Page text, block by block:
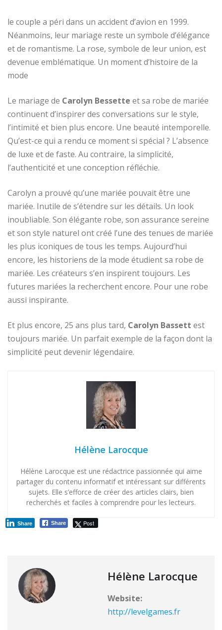
le couple a péri dans un accident d’avion en 1999.
Néanmoins, leur mariage reste un symbole d’élégance
et de romantisme. La rose, symbole de leur union, est
devenue emblématique. Un moment d’histoire de la
mode
Le mariage de Carolyn Bessette et sa robe de mariée
continuent d’inspirer des conversations sur le style,
l’intimité et bien plus encore. Une beauté intemporelle.
Qu’est-ce qui a rendu ce moment si spécial ? L’absence
de luxe et de faste. Au contraire, la simplicité,
l’authenticité et une conception réfléchie.
Carolyn a prouvé qu’une mariée pouvait être une
mariée. Inutile de s’étendre sur les détails. Un look
inoubliable. Son élégante robe, son assurance sereine
et son style naturel ont créé l’une des tenues de mariée
les plus iconiques de tous les temps. Aujourd’hui
encore, les historiens de la mode étudient sa robe de
mariée. Les créateurs s’en inspirent toujours. Les
futures mariées la recherchent encore. Pour une robe
aussi inspirante.
Et plus encore, 25 ans plus tard, Carolyn Bassett est
toujours mariée. Un parfait exemple de la façon dont la
simplicité peut devenir légendaire.
Hélène Larocque
Hélène Larocque est une rédactrice passionnée qui aime
partager du contenu informatif et intéressant sur différents
sujets. Elle s’efforce de créer des articles clairs, bien
recherchés et faciles à comprendre pour les lecteurs.
Share Post
Share
Hélène Larocque
Website:
http://levelgames.fr